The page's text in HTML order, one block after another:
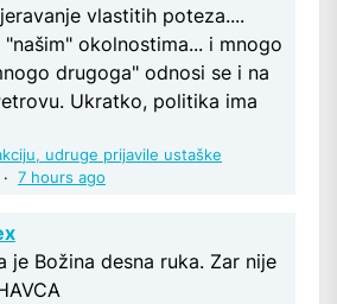
vlastitih poteza....
okolnostima... i mnogo
drugoga" odnosi se i na
Ukratko, politika ima
udruge prijavile ustaške
· 7 hours ago
je Božina desna ruka. Zar nije